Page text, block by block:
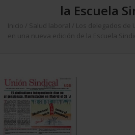
la Escuela
Inicio Salud laboral
Los delegados de
en una nueva edición de la Escuela